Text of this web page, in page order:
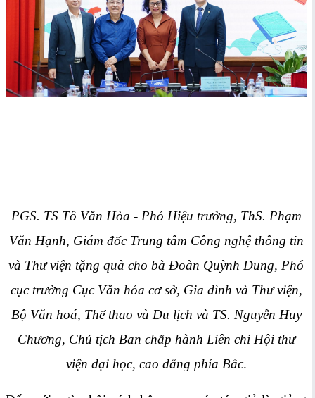
PGS. TS Tô Văn Hòa - Phó Hiệu trưởng, ThS. Phạm
Văn Hạnh, Giám đốc Trung tâm Công nghệ thông tin
và Thư viện tặng quà cho bà Đoàn Quỳnh Dung, Phó
cục trưởng Cục Văn hóa cơ sở, Gia đình và Thư viện,
Bộ Văn hoá, Thể thao và Du lịch và TS. Nguyễn Huy
Chương, Chủ tịch Ban chấp hành Liên chi Hội thư
viện đại học, cao đẳng phía Bắc.